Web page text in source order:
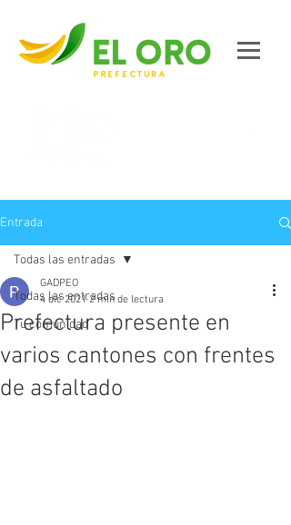
Entrada
Todas las entradas
Tu comunidad
Todas las entradas
Prefectura presente en
varios cantones con frentes
de asfaltado
GADPEO
4 dic 2021 2 min de lectura